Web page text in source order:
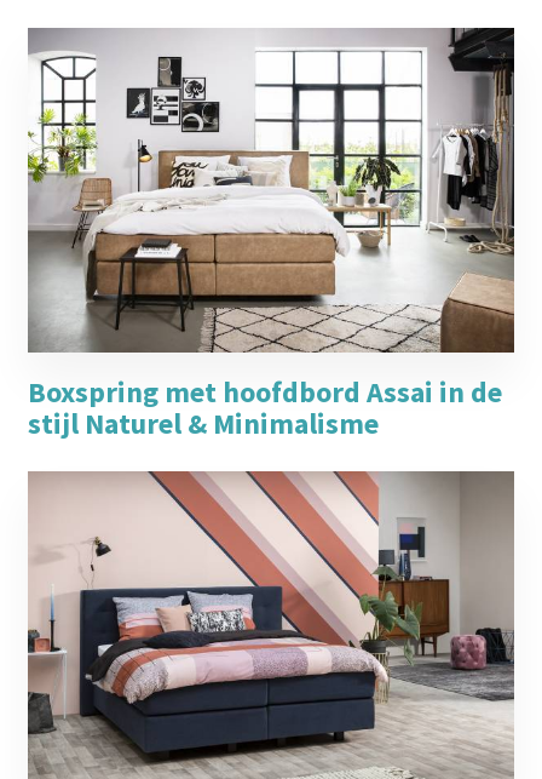
Boxspring met hoofdbord Assai in de
stijl Naturel & Minimalisme